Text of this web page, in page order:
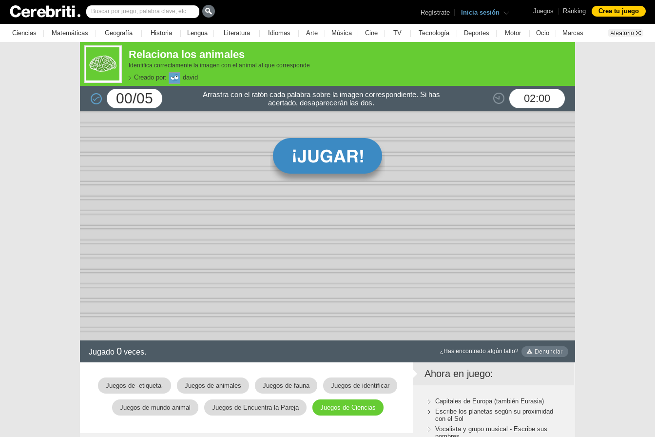
Juegos | Ránking Crea tu juego
Regístrate | Inicia sesión
Ciencias | Matemáticas | Geografía | Historia | Lengua | Literatura | Idiomas | Arte | Música | Cine | TV | Tecnología | Deportes | Motor | Ocio | Marcas
Relaciona los animales
Identifica correctamente la imagen con el animal al que corresponde
Creado por: david
00/05 02:00
Arrastra con el ratón cada palabra sobre la imagen correspondiente. Si has
acertado, desaparecerán las dos.
Jugado 0 veces. ¿Has encontrado algún fallo?
Juegos de -etiqueta- Juegos de animales Juegos de fauna Juegos de identificar
Juegos de mundo animal Juegos de Encuentra la Pareja Juegos de Ciencias
Ahora en juego:
Capitales de Europa (también Eurasia)
Escribe los planetas según su proximidad
con el Sol
Vocalista y grupo musical - Escribe sus